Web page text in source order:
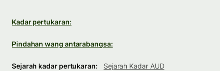
Kadar pertukaran:
Pindahan wang antarabangsa:
Sejarah kadar pertukaran:
Sejarah Kadar AUD